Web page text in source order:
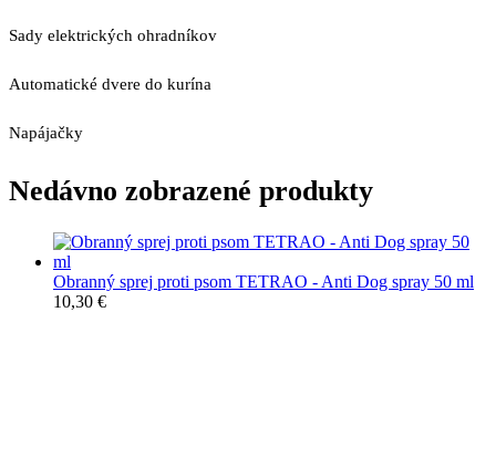
Sady elektrických ohradníkov
Automatické dvere do kurína
Napájačky
Nedávno zobrazené produkty
Obranný sprej proti psom TETRAO - Anti Dog spray 50 ml
10,30 €